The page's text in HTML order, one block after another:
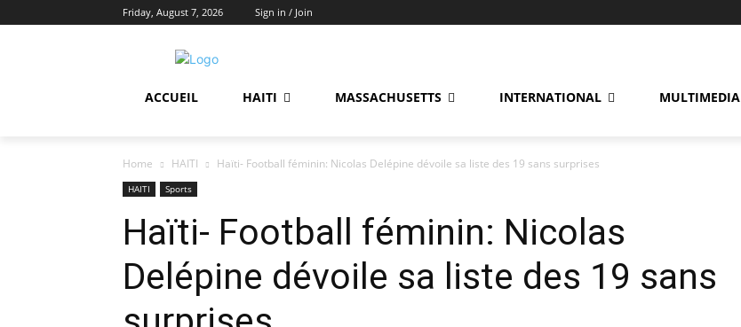
Friday, August 7, 2026 Sign in / Join
ACCUEIL HAITI MASSACHUSETTS INTERNATIONAL MULTIMEDIA
Home HAITI Haïti- Football féminin: Nicolas Delépine dévoile sa liste des 19 sans surprises
HAITI Sports
Haïti- Football féminin: Nicolas
Delépine dévoile sa liste des 19 sans